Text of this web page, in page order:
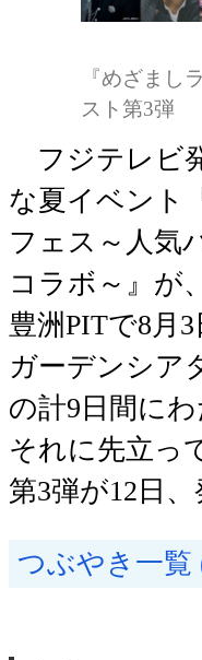
『めざまし
スト第3弾
フジテレビ
な夏イベント
フェス～人気
コラボ～』が
豊洲PITで8月
ガーデンシア
の計9日間に
それに先立っ
第3弾が12日、
つぶやき一覧